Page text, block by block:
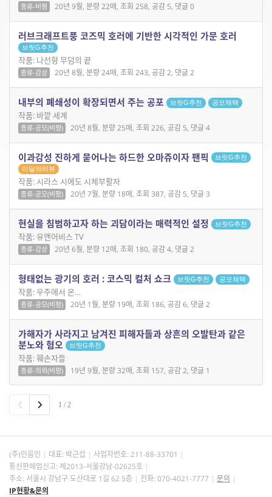
종류-비평 20년 9월, 분량 22매, 조회 258, 공감 5, 댓글 0
러브크래프트풍 코즈믹 호러에 기반한 시각적인 가문 호러
브릿G추천
작품: 나선형 무덤의 끝
종류-감상 20년 8월, 분량 24매, 조회 243, 공감 2, 댓글 2
내부의 폐쇄성이 확장되면서 주는 공포 브릿G추천 공모채택
작품: 바깥 세계
종류-공모(비평) 20년 8월, 분량 25매, 조회 226, 공감 5, 댓글 4
이과감성 진하게 묻어나는 하드한 오마쥬이자 팬픽
브릿G추천
이달의리뷰
작품: 시라스 시에도 시체부활자
종류-공모(비평) 20년 7월, 분량 18매, 조회 387, 공감 5, 댓글 3
현실을 침범하고자 하는 괴담이라는 매력적인 설정 브릿G추천
작품: 유앤어비스 TV
종류-감상 20년 6월, 분량 12매, 조회 180, 공감 4, 댓글 2
형태없는 광기의 호러 : 코스믹 컬처 쇼크 브릿G추천 공모채택
작품: 우주에서 온…
종류-공모(비평) 20년 1월, 분량 19매, 조회 186, 공감 6, 댓글 2
가해자가 사라지고 남겨진 피해자들과 상흔의 오발탄과 같은
분노와 혐오
브릿G추천
작품: 훼손자들
종류-의뢰(비평) 19년 9월, 분량 32매, 조회 157, 공감 2, 댓글 1
1 / 2
(주)민음인 대표: 박근섭 사업자번호: 211-88-33701
통신판매업신고: 제2013-서울강남-02625호
주소: 서울시 강남구 도산대로 1길 62 5층
전화: 070-4021-7777
문의
IP현황&문의